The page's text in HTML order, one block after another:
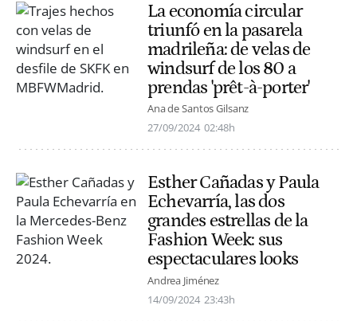
La economía circular
triunfó en la pasarela
madrileña: de velas de
windsurf de los 80 a
prendas 'prêt-à-porter'
Ana de Santos Gilsanz
27/09/2024 02:48h
Esther Cañadas y Paula
Echevarría, las dos
grandes estrellas de la
Fashion Week: sus
espectaculares looks
Andrea Jiménez
14/09/2024 23:43h